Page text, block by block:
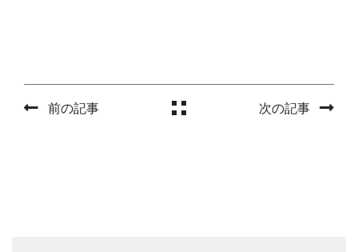
前の記事 次の記事